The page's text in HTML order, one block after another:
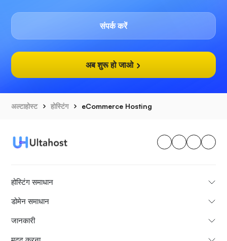
संपर्क करें
अब शुरू हो जाओ
अल्टाहोस्ट होस्टिंग eCommerce Hosting
होस्टिंग समाधान
डोमेन समाधान
जानकारी